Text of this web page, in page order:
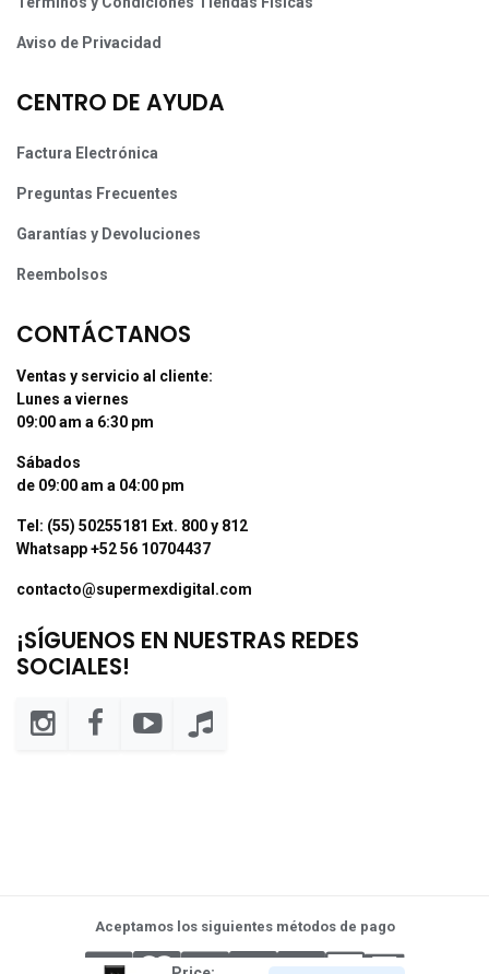
Aviso de Privacidad
CENTRO DE AYUDA
Factura Electrónica
Preguntas Frecuentes
Garantías y Devoluciones
Reembolsos
CONTÁCTANOS
Ventas y servicio al cliente:
Lunes a viernes
09:00 am a 6:30 pm
Sábados
de 09:00 am a 04:00 pm
Tel: (55) 50255181 Ext. 800 y 812
Whatsapp +52 56 10704437
contacto@supermexdigital.com
¡SÍGUENOS EN NUESTRAS REDES
SOCIALES!
Aceptamos los siguientes métodos de pago